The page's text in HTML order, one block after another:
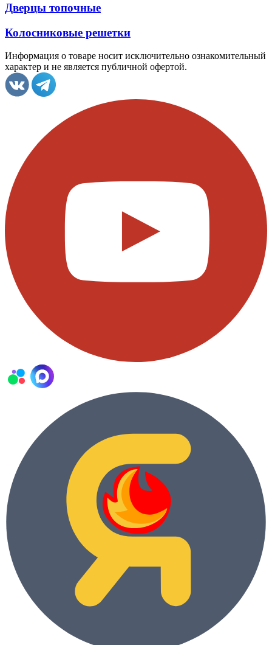
Дверцы топочные
Колосниковые решетки
Информация о товаре носит исключительно ознакомительный
характер и не является публичной офертой.